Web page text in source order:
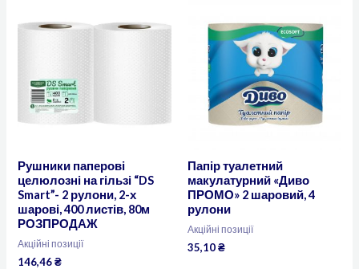
Рушники паперові
целюлозні на гільзі “DS
Smart”- 2 рулони, 2-х
шарові, 400 листів, 80м
РОЗПРОДАЖ
Акційні позиції
146,46₴
Папір туалетний
макулатурний «Диво
ПРОМО» 2 шаровий, 4
рулони
Акційні позиції
35,10₴